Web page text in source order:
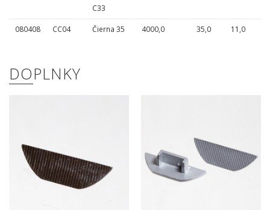
C33
080408 CC04 Čierna 35 4000,0 35,0 11,0
DOPLNKY